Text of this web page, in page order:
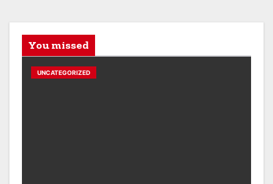
You missed
UNCATEGORIZED